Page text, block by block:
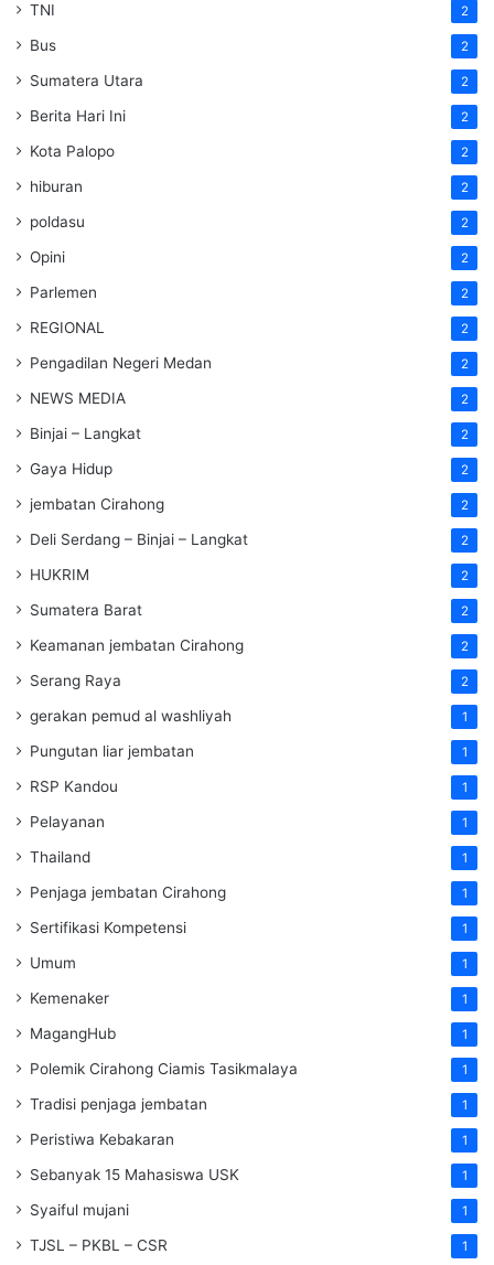
TNI 2
Bus 2
Sumatera Utara 2
Berita Hari Ini 2
Kota Palopo 2
hiburan 2
poldasu 2
Opini 2
Parlemen 2
REGIONAL 2
Pengadilan Negeri Medan 2
NEWS MEDIA 2
Binjai – Langkat 2
Gaya Hidup 2
jembatan Cirahong 2
Deli Serdang – Binjai – Langkat 2
HUKRIM 2
Sumatera Barat 2
Keamanan jembatan Cirahong 2
Serang Raya 2
gerakan pemud al washliyah 1
Pungutan liar jembatan 1
RSP Kandou 1
Pelayanan 1
Thailand 1
Penjaga jembatan Cirahong 1
Sertifikasi Kompetensi 1
Umum 1
Kemenaker 1
MagangHub 1
Polemik Cirahong Ciamis Tasikmalaya 1
Tradisi penjaga jembatan 1
Peristiwa Kebakaran 1
Sebanyak 15 Mahasiswa USK 1
Syaiful mujani 1
TJSL – PKBL – CSR 1